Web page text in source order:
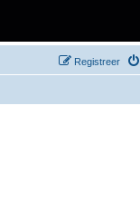
Registreer